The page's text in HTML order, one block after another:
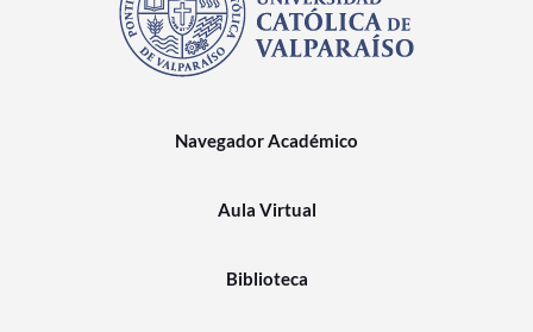
Navegador Académico
Aula Virtual
Biblioteca